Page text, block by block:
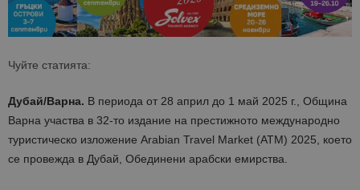
Чуйте статията:
Дубай/Варна. В периода от 28 април до 1 май 2025 г., Община
Варна участва в 32-то издание на престижното международно
туристическо изложение Arabian Travel Market (ATM) 2025, което
се провежда в Дубай, Обединени арабски емирства.